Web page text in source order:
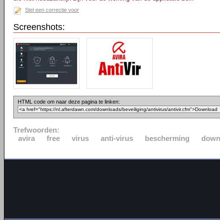
Stel een correctie voor
Screenshots:
HTML code om naar deze pagina te linken:
Trefwoorden:
avira
free virus anti-virus bescherming